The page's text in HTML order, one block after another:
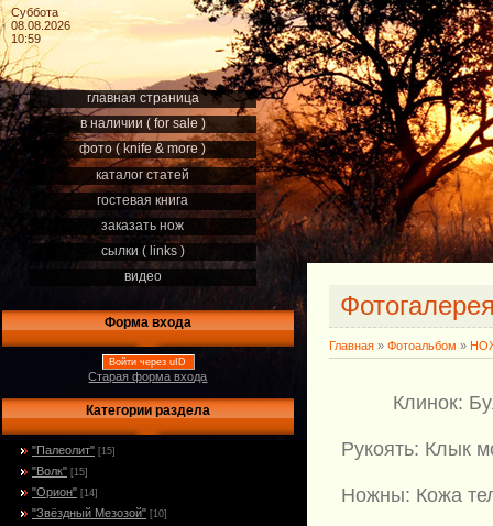
Суббота
08.08.2026
10:59
главная страница
в наличии ( for sale )
фото ( knife & more )
каталог статей
гостевая книга
заказать нож
сылки ( links )
видео
Форма входа
Войти через uID
Старая форма входа
Категории раздела
"Палеолит" [15]
"Волк" [15]
"Орион" [14]
"Звёздный Мезозой" [10]
Главная » Фотоальбом »
Клинок:
Рукоять: Клык
Ножны: Кожа